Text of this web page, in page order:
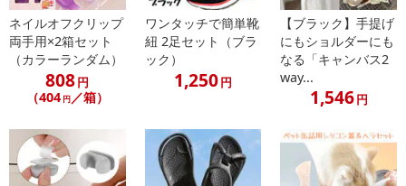
ネイルオフクリップ
両手用×2箱セット
（カラーランダム）
808円
（404 円／箱）
ワンタッチで簡単靴
紐 2足セット（ブラ
ック）
1,250円
【ブラック】手提げ
にもショルダーにも
なる「キャンバス2
way...
1,546円